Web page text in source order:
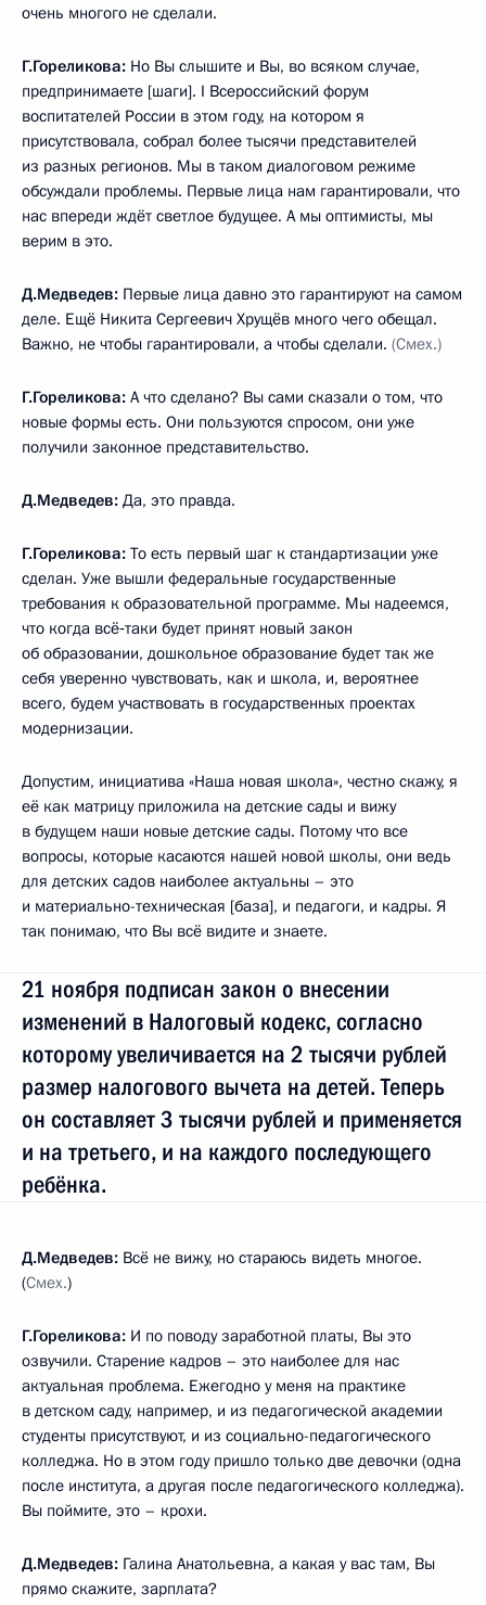
очень многого не сделали.
Г.Гореликова: Но Вы слышите и Вы, во всяком случае,
предпринимаете [шаги]. I Всероссийский форум
воспитателей России в этом году, на котором я
присутствовала, собрал более тысячи представителей
из разных регионов. Мы в таком диалоговом режиме
обсуждали проблемы. Первые лица нам гарантировали, что
нас впереди ждёт светлое будущее. А мы оптимисты, мы
верим в это.
Д.Медведев: Первые лица давно это гарантируют на самом
деле. Ещё Никита Сергеевич Хрущёв много чего обещал.
Важно, не чтобы гарантировали, а чтобы сделали. (Смех.)
Г.Гореликова: А что сделано? Вы сами сказали о том, что
новые формы есть. Они пользуются спросом, они уже
получили законное представительство.
Д.Медведев: Да, это правда.
Г.Гореликова: То есть первый шаг к стандартизации уже
сделан. Уже вышли федеральные государственные
требования к образовательной программе. Мы надеемся,
что когда всё‑таки будет принят новый закон
об образовании, дошкольное образование будет так же
себя уверенно чувствовать, как и школа, и, вероятнее
всего, будем участвовать в государственных проектах
модернизации.
Допустим, инициатива «Наша новая школа», честно скажу, я
её как матрицу приложила на детские сады и вижу
в будущем наши новые детские сады. Потому что все
вопросы, которые касаются нашей новой школы, они ведь
для детских садов наиболее актуальны – это
и материально-техническая [база], и педагоги, и кадры. Я
так понимаю, что Вы всё видите и знаете.
21 ноября подписан закон о внесении
изменений в Налоговый кодекс, согласно
которому увеличивается на 2 тысячи рублей
размер налогового вычета на детей. Теперь
он составляет 3 тысячи рублей и применяется
и на третьего, и на каждого последующего
ребёнка.
Д.Медведев: Всё не вижу, но стараюсь видеть многое.
(Смех.)
Г.Гореликова: И по поводу заработной платы, Вы это
озвучили. Старение кадров – это наиболее для нас
актуальная проблема. Ежегодно у меня на практике
в детском саду, например, и из педагогической академии
студенты присутствуют, и из социально-педагогического
колледжа. Но в этом году пришло только две девочки (одна
после института, а другая после педагогического колледжа).
Вы поймите, это – крохи.
Д.Медведев: Галина Анатольевна, а какая у вас там, Вы
прямо скажите, зарплата?